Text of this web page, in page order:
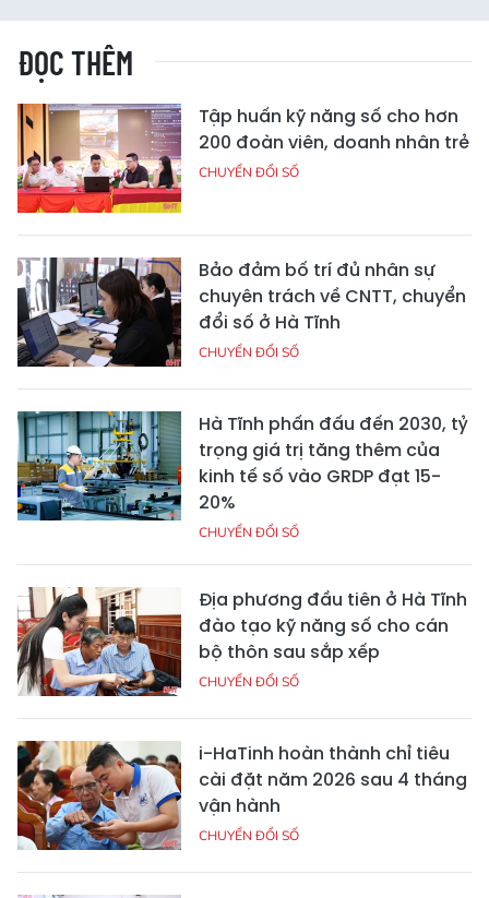
ĐỌC THÊM
Tập huấn kỹ năng số cho hơn
200 đoàn viên, doanh nhân trẻ
CHUYỂN ĐỔI SỐ
Bảo đảm bố trí đủ nhân sự
chuyên trách về CNTT, chuyển
đổi số ở Hà Tĩnh
CHUYỂN ĐỔI SỐ
Hà Tĩnh phấn đấu đến 2030, tỷ
trọng giá trị tăng thêm của
kinh tế số vào GRDP đạt 15-
20%
CHUYỂN ĐỔI SỐ
Địa phương đầu tiên ở Hà Tĩnh
đào tạo kỹ năng số cho cán
bộ thôn sau sắp xếp
CHUYỂN ĐỔI SỐ
i-HaTinh hoàn thành chỉ tiêu
cài đặt năm 2026 sau 4 tháng
vận hành
CHUYỂN ĐỔI SỐ